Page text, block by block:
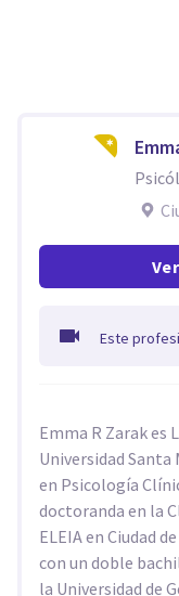
Este
Emma R Zarak es
Universidad Santa
en Psicología
doctoranda en la
ELEIA en Ciudad
con un doble
la Universidad de